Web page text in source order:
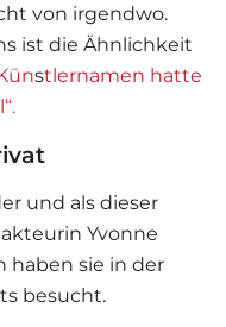
von irgendwo.
ist die Ähnlichkeit
stlernamen hatte
und als dieser
Yvonne
haben sie in der
besucht.